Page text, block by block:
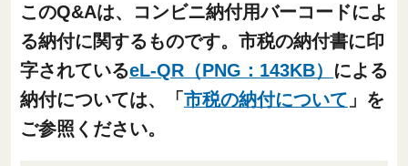
このQ&Aは、コンビニ納付用バーコードによ
る納付に関するものです。市税の納付書に印
字されているeL-QR（PNG：143KB） による
納付については、「 市税の納付について 」を
ご参照ください。